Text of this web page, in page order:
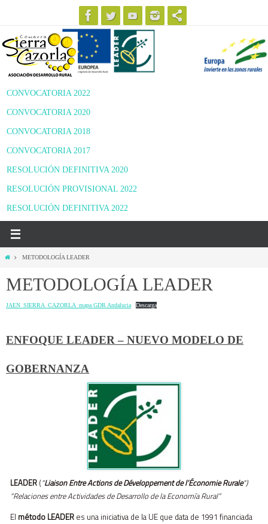
contenido
CONVOCATORIA 2022
CONVOCATORIA 2020
CONVOCATORIA 2018
CONVOCATORIA 2017
RESOLUCIÓN DEFINITIVA 2020
RESOLUCIÓN PROVISIONAL 2022
RESOLUCIÓN DEFINITIVA 2022
InicioMETODOLOGÍA LEADER
METODOLOGÍA LEADER
JAEN_SIERRA_CAZORLA_mapa GDR Andalucia Descarga
ENFOQUE LEADER – NUEVO MODELO DE
GOBERNANZA
LEADER (“Liaison Entre Actions de Développement de l’Économie Rurale“)
“Relaciones entre Actividades de Desarrollo de la Economía Rural”
El método LEADER es una iniciativa de la UE que data de 1991 financiada